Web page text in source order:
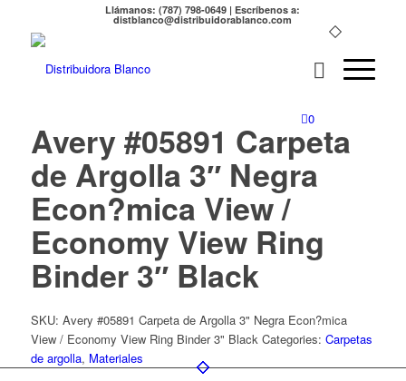
Llámanos: (787) 798-0649 | Escríbenos a:
distblanco@distribuidorablanco.com
0
Avery #05891 Carpeta
de Argolla 3″ Negra
Econ?mica View /
Economy View Ring
Binder 3″ Black
SKU: Avery #05891 Carpeta de Argolla 3" Negra Econ?mica
View / Economy View Ring Binder 3" Black Categories: Carpetas
de argolla, Materiales